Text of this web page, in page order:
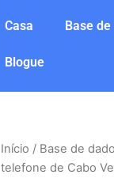
Casa Base
Blogue
Início / Base de
telefone de Cabo
Quantidade
de